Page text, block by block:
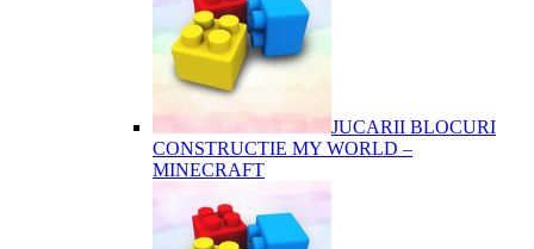
JUCARII BLOCURI
CONSTRUCTIE MY WORLD –
MINECRAFT